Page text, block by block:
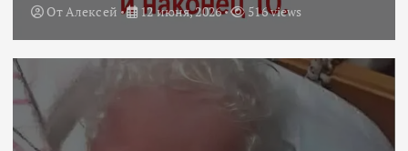
ОтАлексей 12 июня, 2026 516 views